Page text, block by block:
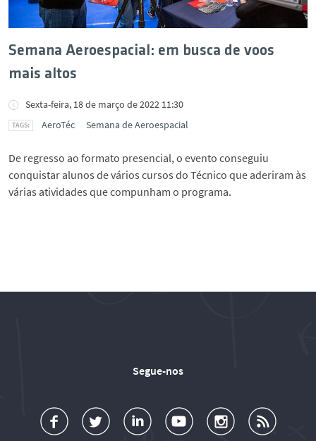
Semana Aeroespacial: em busca de voos
mais altos
Sexta-feira, 18 de março de 2022 11:30
AeroTéc
Semana de Aeroespacial
De regresso ao formato presencial, o evento conseguiu
conquistar alunos de vários cursos do Técnico que aderiram às
várias atividades que compunham o programa.
Segue-nos
a
o
d
o
o
u